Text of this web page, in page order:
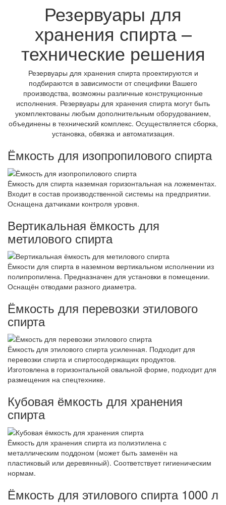
Резервуары для
хранения спирта –
технические решения
Резервуары для хранения спирта проектируются и
подбираются в зависимости от специфики Вашего
производства, возможны различные конструкционные
исполнения. Резервуары для хранения спирта могут быть
укомплектованы любым дополнительным оборудованием,
объединены в технический комплекс. Осуществляется сборка,
установка, обвязка и автоматизация.
Ёмкость для изопропилового спирта
Ёмкость для спирта наземная горизонтальная на ложементах.
Входит в состав производственной системы на предприятии.
Оснащена датчиками контроля уровня.
Вертикальная ёмкость для
метилового спирта
Ёмкости для спирта в наземном вертикальном исполнении из
полипропилена. Предназначен для установки в помещении.
Оснащён отводами разного диаметра.
Ёмкость для перевозки этилового
спирта
Ёмкость для этилового спирта усиленная. Подходит для
перевозки спирта и спиртосодержащих продуктов.
Изготовлена в горизонтальной овальной форме, подходит для
размещения на спецтехнике.
Кубовая ёмкость для хранения
спирта
Ёмкость для хранения спирта из полиэтилена с
металлическим поддоном (может быть заменён на
пластиковый или деревянный). Соответствует гигиеническим
нормам.
Ёмкость для этилового спирта 1000 л